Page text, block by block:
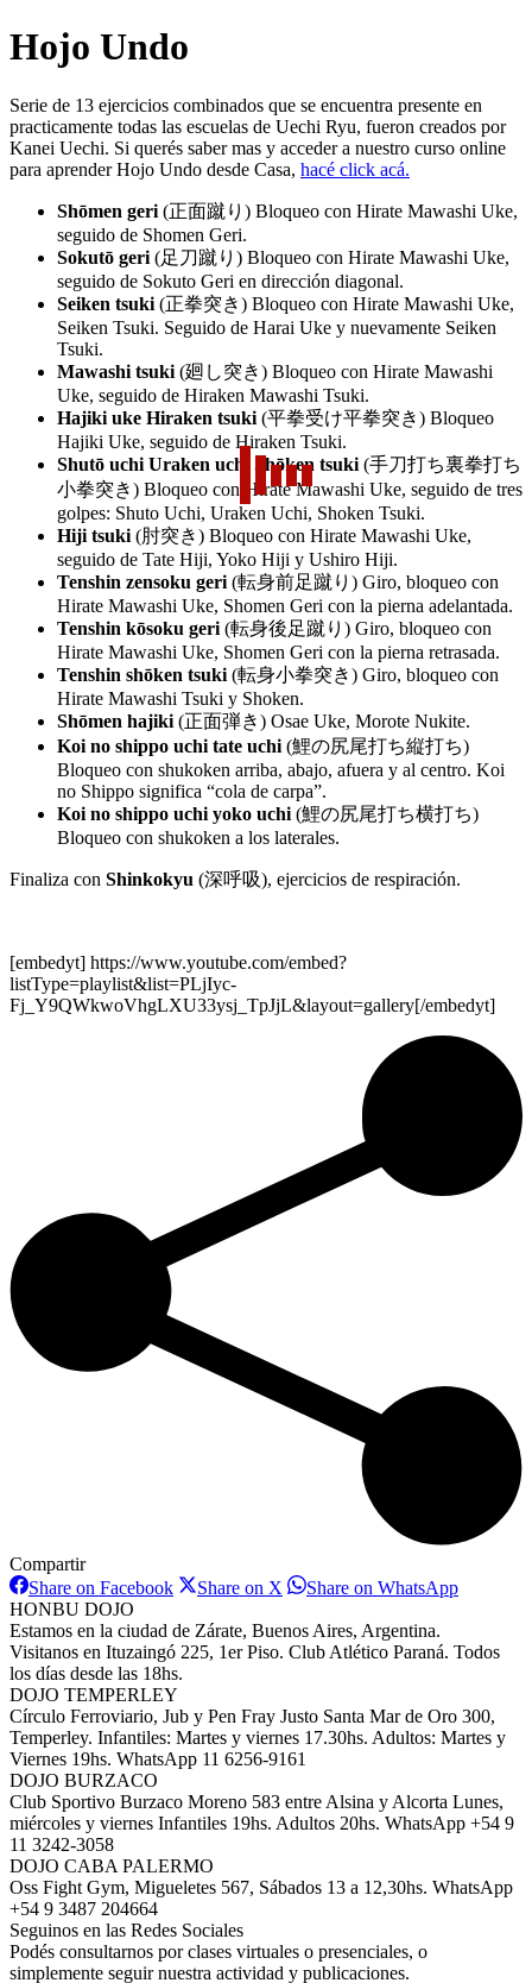
Hojo Undo
Serie de 13 ejercicios combinados que se encuentra presente en
practicamente todas las escuelas de Uechi Ryu, fueron creados por
Kanei Uechi. Si querés saber mas y acceder a nuestro curso online
para aprender Hojo Undo desde Casa, hacé click acá.
Shōmen geri (正面蹴り) Bloqueo con Hirate Mawashi Uke,
seguido de Shomen Geri.
Sokutō geri (足刀蹴り) Bloqueo con Hirate Mawashi Uke,
seguido de Sokuto Geri en dirección diagonal.
Seiken tsuki (正拳突き) Bloqueo con Hirate Mawashi Uke,
Seiken Tsuki. Seguido de Harai Uke y nuevamente Seiken
Tsuki.
Mawashi tsuki (廻し突き) Bloqueo con Hirate Mawashi
Uke, seguido de Hiraken Mawashi Tsuki.
Hajiki uke Hiraken tsuki (平拳受け平拳突き) Bloqueo
Hajiki Uke, seguido de Hiraken Tsuki.
Shutō uchi Uraken uchi Shōken tsuki (手刀打ち裏拳打ち
小拳突き) Bloqueo con Hirate Mawashi Uke, seguido de tres
golpes: Shuto Uchi, Uraken Uchi, Shoken Tsuki.
Hiji tsuki (肘突き) Bloqueo con Hirate Mawashi Uke,
seguido de Tate Hiji, Yoko Hiji y Ushiro Hiji.
Tenshin zensoku geri (転身前足蹴り) Giro, bloqueo con
Hirate Mawashi Uke, Shomen Geri con la pierna adelantada.
Tenshin kōsoku geri (転身後足蹴り) Giro, bloqueo con
Hirate Mawashi Uke, Shomen Geri con la pierna retrasada.
Tenshin shōken tsuki (転身小拳突き) Giro, bloqueo con
Hirate Mawashi Tsuki y Shoken.
Shōmen hajiki (正面弾き) Osae Uke, Morote Nukite.
Koi no shippo uchi tate uchi (鯉の尻尾打ち縦打ち)
Bloqueo con shukoken arriba, abajo, afuera y al centro. Koi
no Shippo significa “cola de carpa”.
Koi no shippo uchi yoko uchi (鯉の尻尾打ち横打ち)
Bloqueo con shukoken a los laterales.
Finaliza con Shinkokyu (深呼吸), ejercicios de respiración.
[embedyt] https://www.youtube.com/embed?
listType=playlist&list=PLjIyc-
Fj_Y9QWkwoVhgLXU33ysj_TpJjL&layout=gallery[/embedyt]
Compartir
Share on FacebookShare
Facebook
Share on X Share
X
Share on WhatsAppShare
HONBU DOJO
Estamos en la ciudad de Zárate, Buenos Aires, Argentina.
Visitanos en Ituzaingó 225, 1er Piso. Club Atlético Paraná. Todos
los días desde las 18hs.
DOJO TEMPERLEY
Círculo Ferroviario, Jub y Pen Fray Justo Santa Mar de Oro 300,
Temperley. Infantiles: Martes y viernes 17.30hs. Adultos: Martes y
Viernes 19hs. WhatsApp 11 6256-9161
DOJO BURZACO
Club Sportivo Burzaco Moreno 583 entre Alsina y Alcorta Lunes,
miércoles y viernes Infantiles 19hs. Adultos 20hs. WhatsApp +54 9
11 3242-3058
DOJO CABA PALERMO
Oss Fight Gym, Migueletes 567, Sábados 13 a 12,30hs. WhatsApp
+54 9 3487 204664
Seguinos en las Redes Sociales
Podés consultarnos por clases virtuales o presenciales, o
simplemente seguir nuestra actividad y publicaciones.